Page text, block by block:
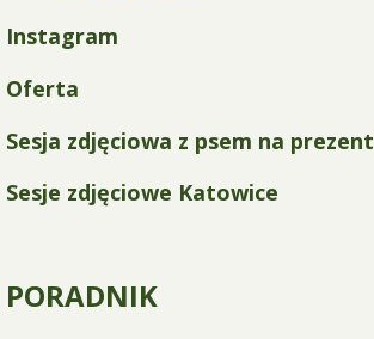
Instagram
Oferta
Sesja zdjęciowa z psem na prezent
Sesje zdjęciowe Katowice
PORADNIK